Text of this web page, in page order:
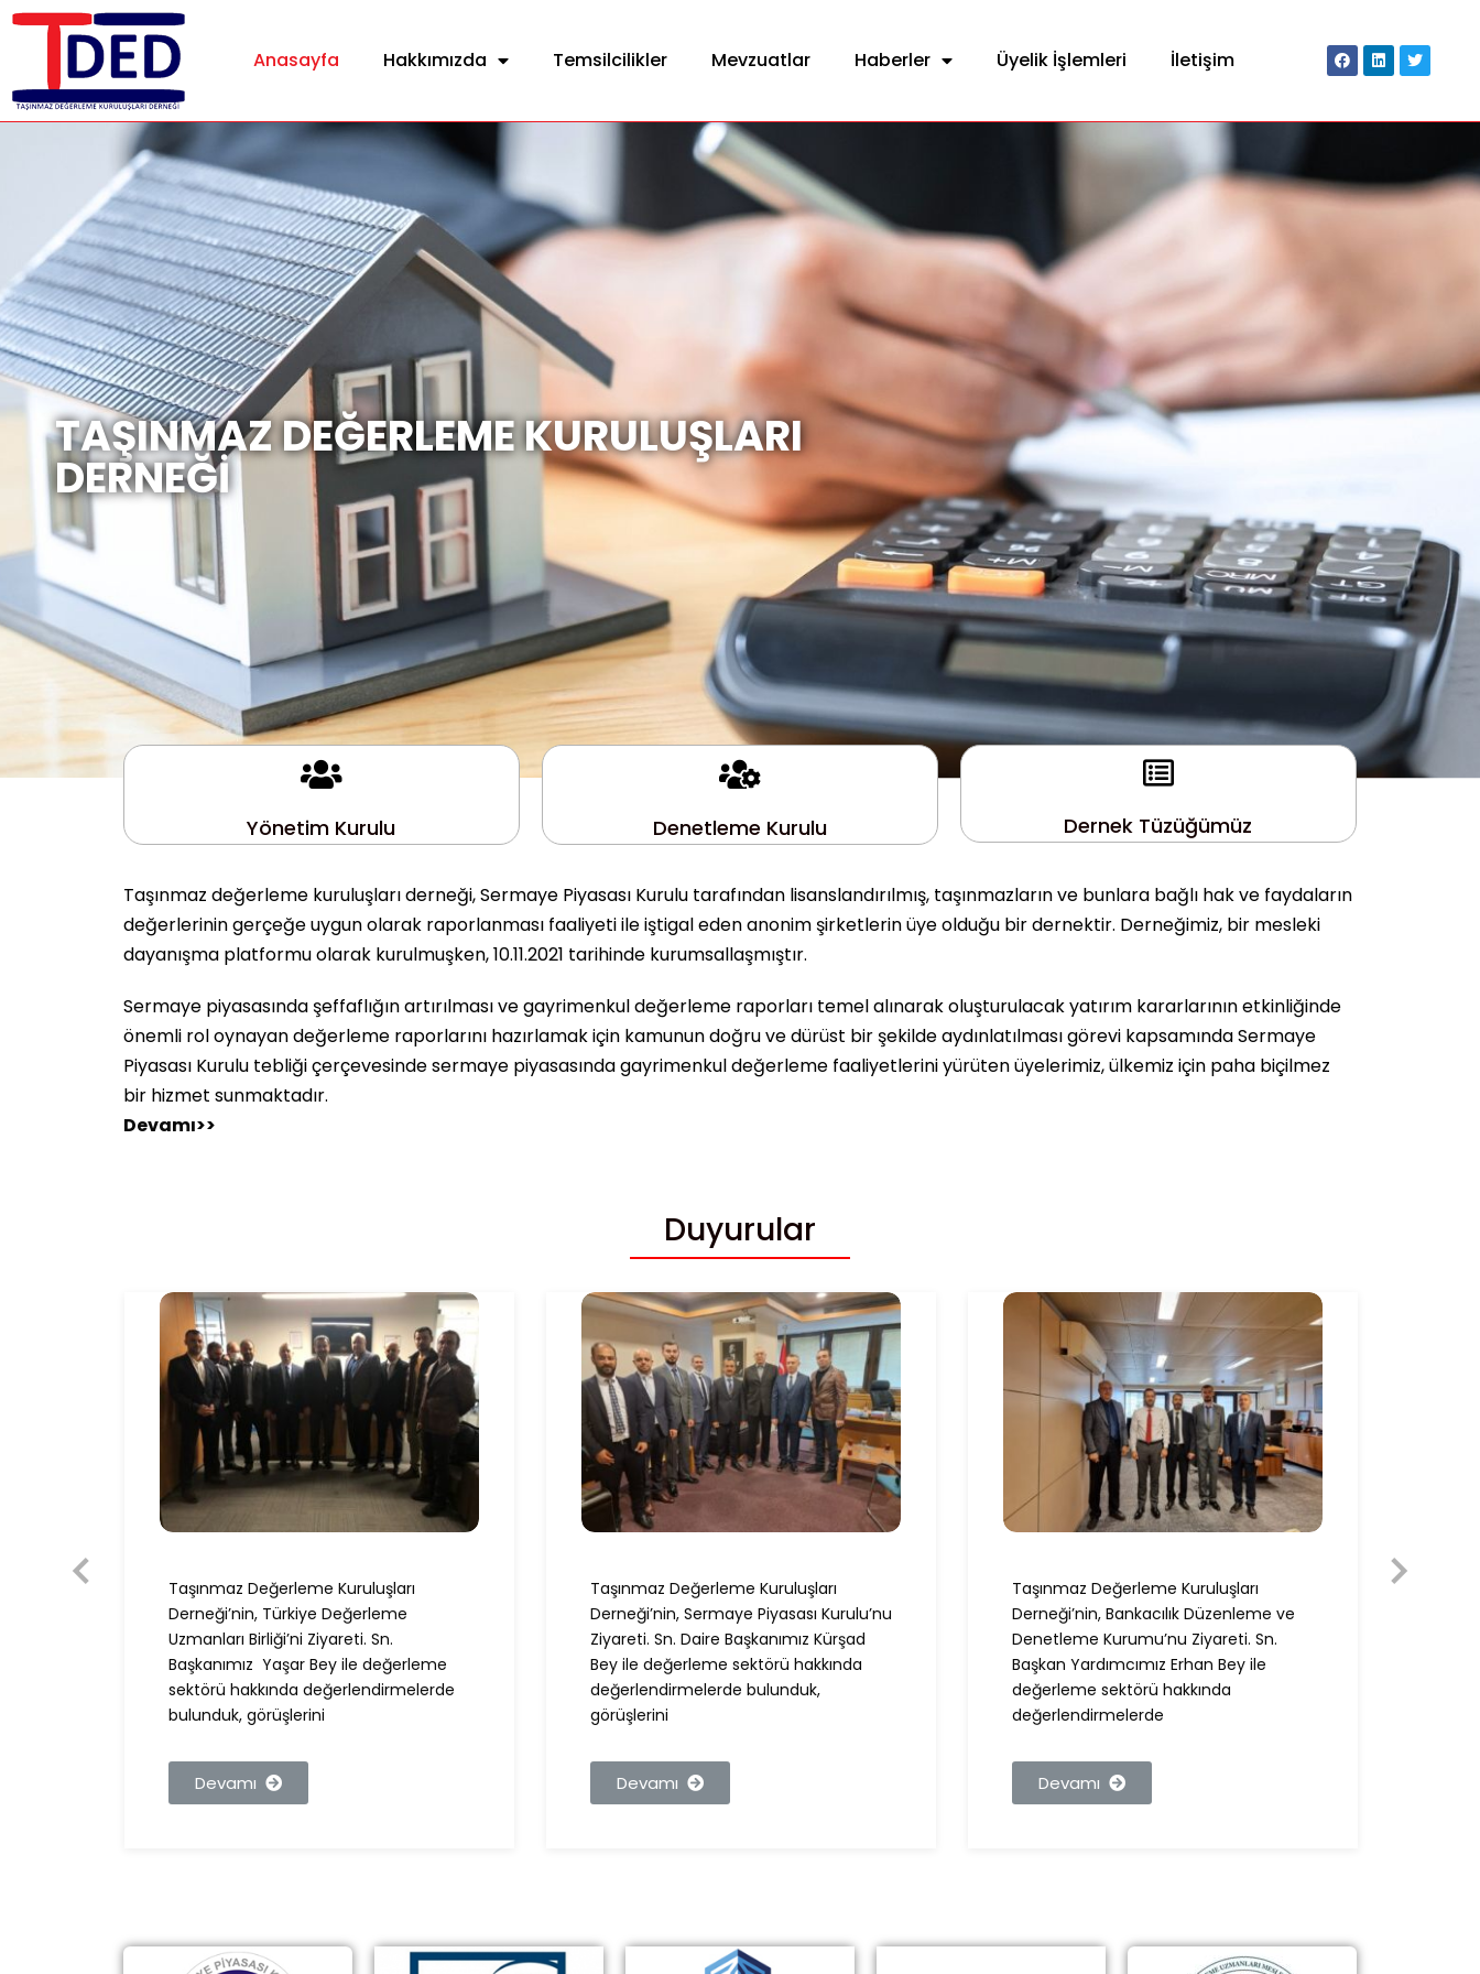
Anasayfa Hakkımızda Temsilcilikler Mevzuatlar Haberler Üyelik İşlemleri İletişim
TAŞINMAZ DEĞERLEME KURULUŞLARI
DERNEĞİ
Yönetim Kurulu Denetleme Kurulu Dernek Tüzüğümüz
Taşınmaz değerleme kuruluşları derneği, Sermaye Piyasası Kurulu tarafından lisanslandırılmış, taşınmazların ve bunlara bağlı hak ve faydaların
değerlerinin gerçeğe uygun olarak raporlanması faaliyeti ile iştigal eden anonim şirketlerin üye olduğu bir dernektir. Derneğimiz, bir mesleki
dayanışma platformu olarak kurulmuşken, 10.11.2021 tarihinde kurumsallaşmıştır.
Sermaye piyasasında şeffaflığın artırılması ve gayrimenkul değerleme raporları temel alınarak oluşturulacak yatırım kararlarının etkinliğinde
önemli rol oynayan değerleme raporlarını hazırlamak için kamunun doğru ve dürüst bir şekilde aydınlatılması görevi kapsamında Sermaye
Piyasası Kurulu tebliği çerçevesinde sermaye piyasasında gayrimenkul değerleme faaliyetlerini yürüten üyelerimiz, ülkemiz için paha biçilmez
bir hizmet sunmaktadır.
Devamı>>
Duyurular
Taşınmaz Değerleme Kuruluşları
Derneği’nin, Türkiye Değerleme
Uzmanları Birliği’ni Ziyareti. Sn.
Başkanımız Yaşar Bey ile değerleme
sektörü hakkında değerlendirmelerde
bulunduk, görüşlerini
Devamı
Taşınmaz Değerleme Kuruluşları
Derneği’nin, Sermaye Piyasası Kurulu’nu
Ziyareti. Sn. Daire Başkanımız Kürşad
Bey ile değerleme sektörü hakkında
değerlendirmelerde bulunduk,
görüşlerini
Devamı
Taşınmaz Değerleme Kuruluşları
Derneği’nin, Bankacılık Düzenleme ve
Denetleme Kurumu’nu Ziyareti. Sn.
Başkan Yardımcımız Erhan Bey ile
değerleme sektörü hakkında
değerlendirmelerde
Devamı